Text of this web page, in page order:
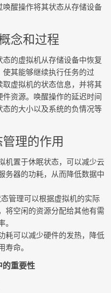
醒操作将其状态从存储设备
念和过程
的虚拟机从存储设备中恢复
其能够继续执行任务的过
虚拟机的状态信息，并将其
资源。唤醒操作的延迟时间
的大小以及系统的负情况等
管理的作用
机置于休眠状态，可以减少云
务器的功耗，从而降低数据中
管理可以根据虚拟机的实际
将空闲的资源分配给其他有需
耗可以减少硬件的发热，降低
命。
的重要性